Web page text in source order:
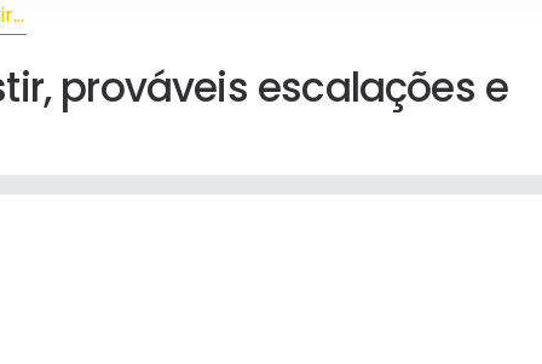
prováveis escalações e